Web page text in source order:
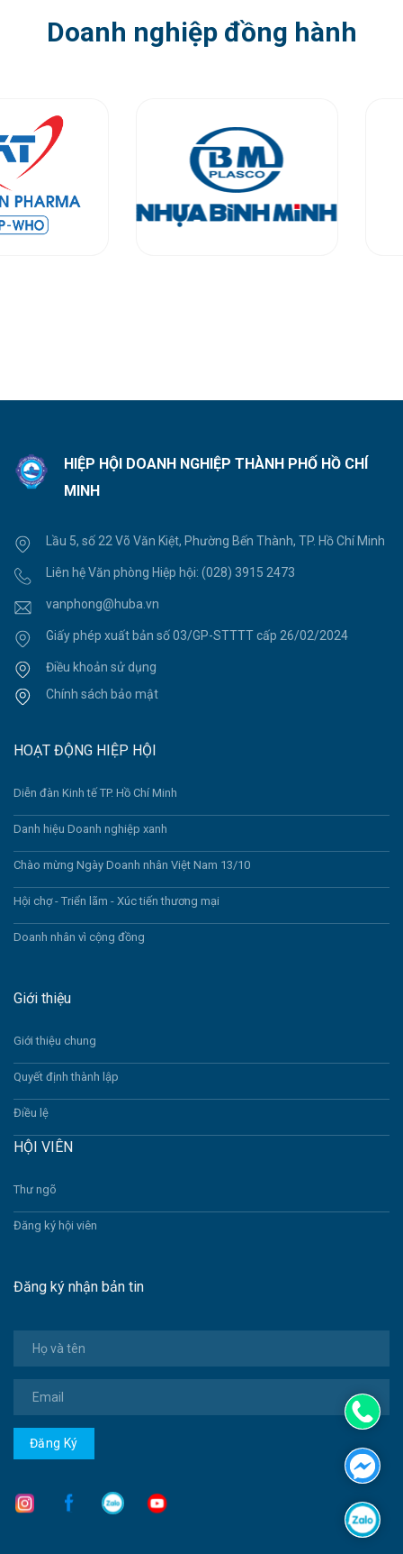
Doanh nghiệp đồng hành
HIỆP HỘI DOANH NGHIỆP THÀNH PHỐ HỒ CHÍ
MINH
Lầu 5, số 22 Võ Văn Kiệt, Phường Bến Thành, TP. Hồ Chí Minh
Liên hệ Văn phòng Hiệp hội: (028) 3915 2473
vanphong@huba.vn
Giấy phép xuất bản số 03/GP-STTTT cấp 26/02/2024
Điều khoản sử dụng
Chính sách bảo mật
HOẠT ĐỘNG HIỆP HỘI
Diễn đàn Kinh tế TP. Hồ Chí Minh
Danh hiệu Doanh nghiệp xanh
Chào mừng Ngày Doanh nhân Việt Nam 13/10
Hội chợ - Triển lãm - Xúc tiến thương mại
Doanh nhân vì cộng đồng
Giới thiệu
Giới thiệu chung
Quyết định thành lập
Điều lệ
HỘI VIÊN
Thư ngõ
Đăng ký hội viên
Đăng ký nhận bản tin